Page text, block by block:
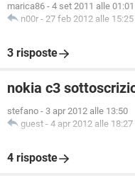
marica86 - 4 set 2011 alle 01:01
n00r - 27 feb 2012 alle 15:25
3 risposte
nokia c3
stefano - 3 apr 2012 alle 13:50
guest - 4 apr 2012 alle 18:27
4 risposte